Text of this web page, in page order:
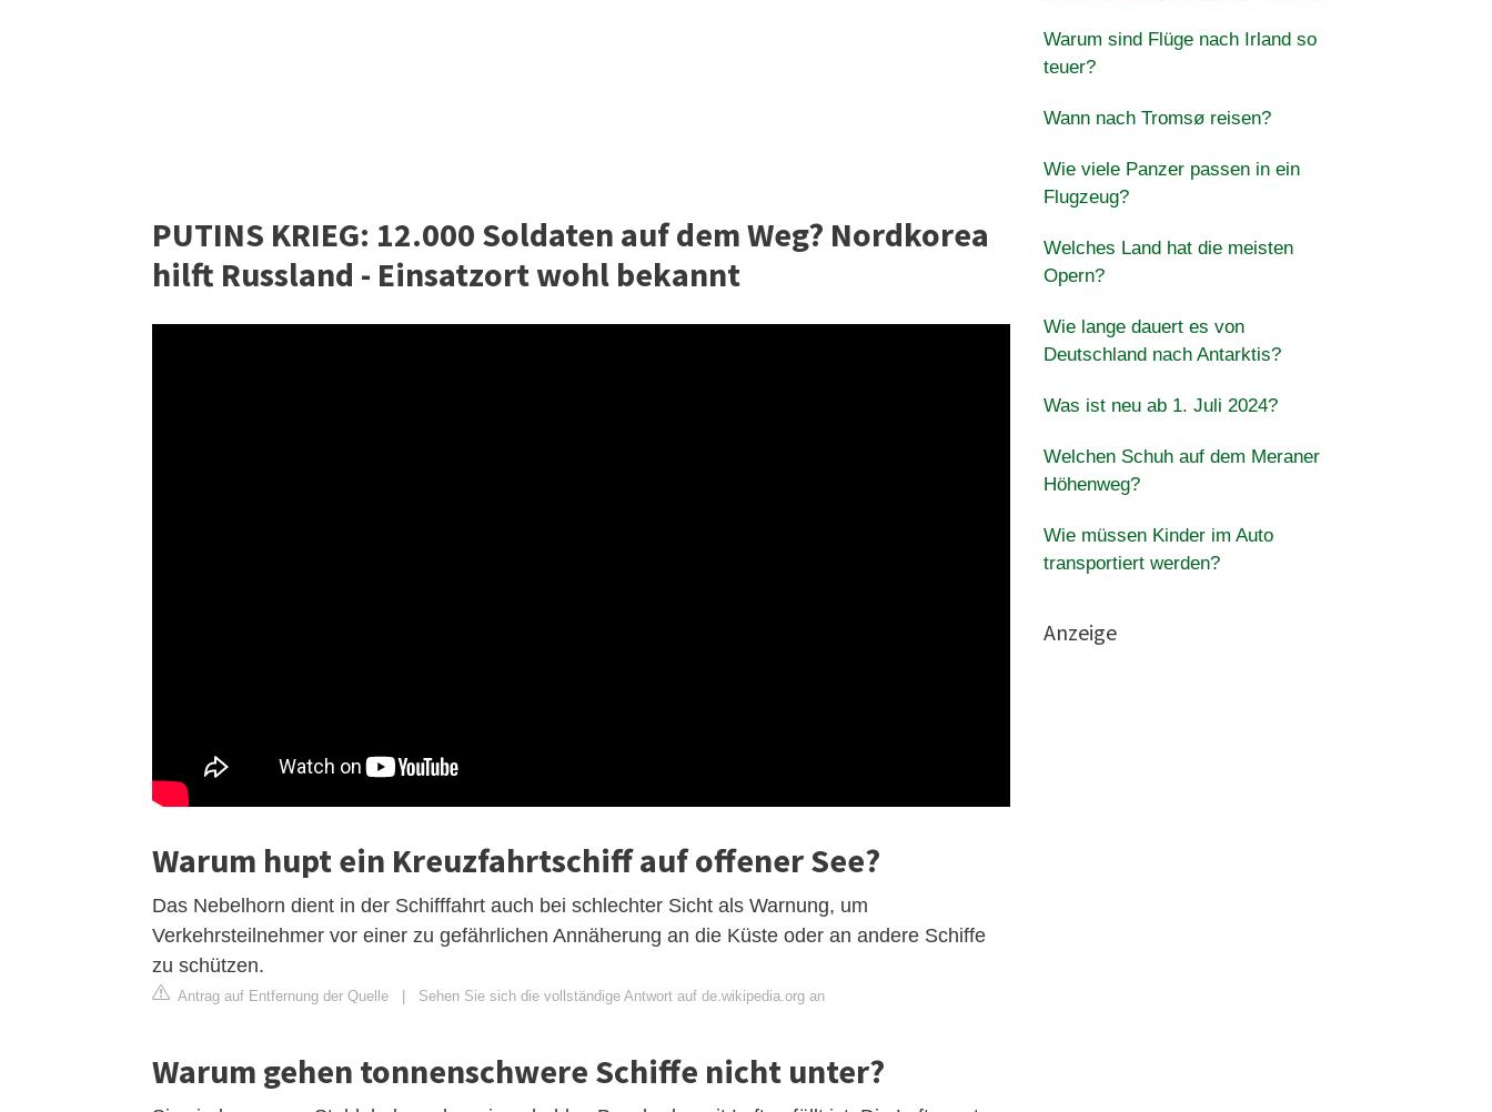
PUTINS KRIEG: 12.000 Soldaten auf dem Weg? Nordkorea
hilft Russland - Einsatzort wohl bekannt
Warum hupt ein Kreuzfahrtschiff auf offener See?
Das Nebelhorn dient in der Schifffahrt auch bei schlechter Sicht als Warnung, um
Verkehrsteilnehmer vor einer zu gefährlichen Annäherung an die Küste oder an andere Schiffe
zu schützen.
Antrag auf Entfernung der Quelle | Sehen Sie sich die vollständige Antwort auf de.wikipedia.org an
Warum gehen tonnenschwere Schiffe nicht unter?
Warum sind Flüge nach Irland so
teuer?
Wann nach Tromsø reisen?
Wie viele Panzer passen in ein
Flugzeug?
Welches Land hat die meisten
Opern?
Wie lange dauert es von
Deutschland nach Antarktis?
Was ist neu ab 1. Juli 2024?
Welchen Schuh auf dem Meraner
Höhenweg?
Wie müssen Kinder im Auto
transportiert werden?
Anzeige